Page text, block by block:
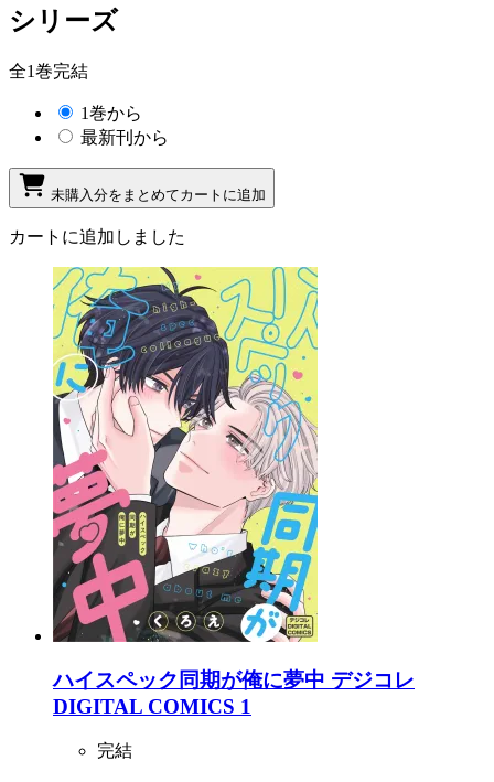
シリーズ
全1巻完結
1巻から
最新刊から
未購入分をまとめてカートに追加
カートに追加しました
ハイスペック同期が俺に夢中 デジコレ
DIGITAL COMICS 1
完結